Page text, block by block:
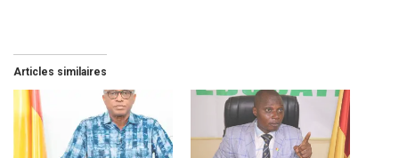
Articles similaires